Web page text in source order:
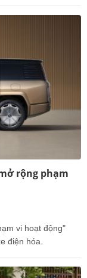
rộng phạm
vi hoạt động"
điện hóa.